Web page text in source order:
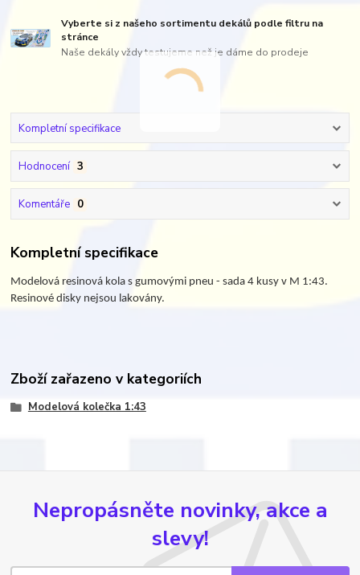
Vyberte si z našeho sortimentu dekálů podle filtru na
stránce
Naše dekály vždy testujeme než je dáme do prodeje
Kompletní specifikace
Hodnocení 3
Komentáře 0
Kompletní specifikace
Modelová resinová kola s gumovými pneu - sada 4 kusy v M 1:43.
Resinové disky nejsou lakovány.
Zboží zařazeno v kategoriích
Modelová kolečka 1:43
Nepropásněte novinky, akce a
slevy!